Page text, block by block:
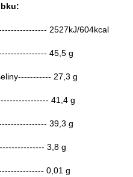
2527kJ/604kcal
45,5 g
27,3 g
41,4 g
39,3 g
3,8 g
0,01 g